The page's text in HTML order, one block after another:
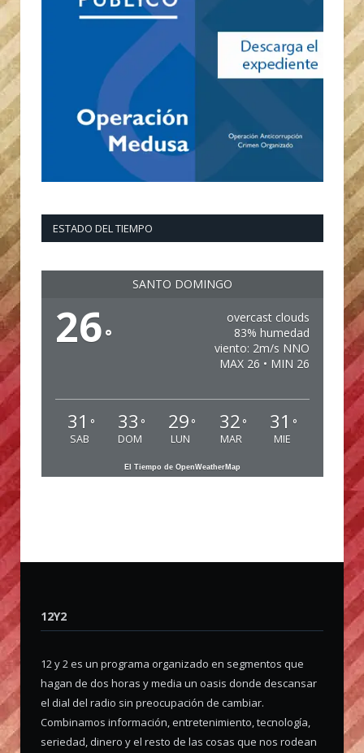
ESTADO DEL TIEMPO
SANTO DOMINGO
26°
overcast clouds
83% humedad
viento: 2m/s NNO
MAX 26 • MIN 26
31 °
SAB
33 °
DOM
29 °
LUN
32 °
MAR
31 °
MIE
El Tiempo de OpenWeatherMap
12Y2
12 y 2 es un programa organizado en segmentos que
hagan de dos horas y media un oasis donde descansar
el dial del radio sin preocupación de cambiar.
Combinamos información, entretenimiento, tecnología,
seriedad, dinero y el resto de las cosas que nos rodean